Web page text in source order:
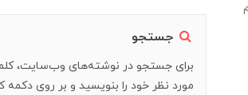
جستجو
برای جستجو در نوشته‌های وب‌سایت،
مورد نظر خود را بنویسید و بر روی دکمه